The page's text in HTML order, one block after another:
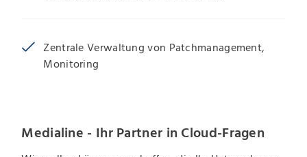
Zentrale Verwaltung von Patchmanagement,
Monitoring
Medialine - Ihr Partner in Cloud-Fragen